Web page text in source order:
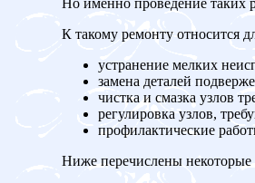
Но именно проведение таких
К такому ремонту относится
устранение мелких
замена деталей
чистка и смазка узлов
регулировка узлов,
профилактические
Ниже перечислены некоторые